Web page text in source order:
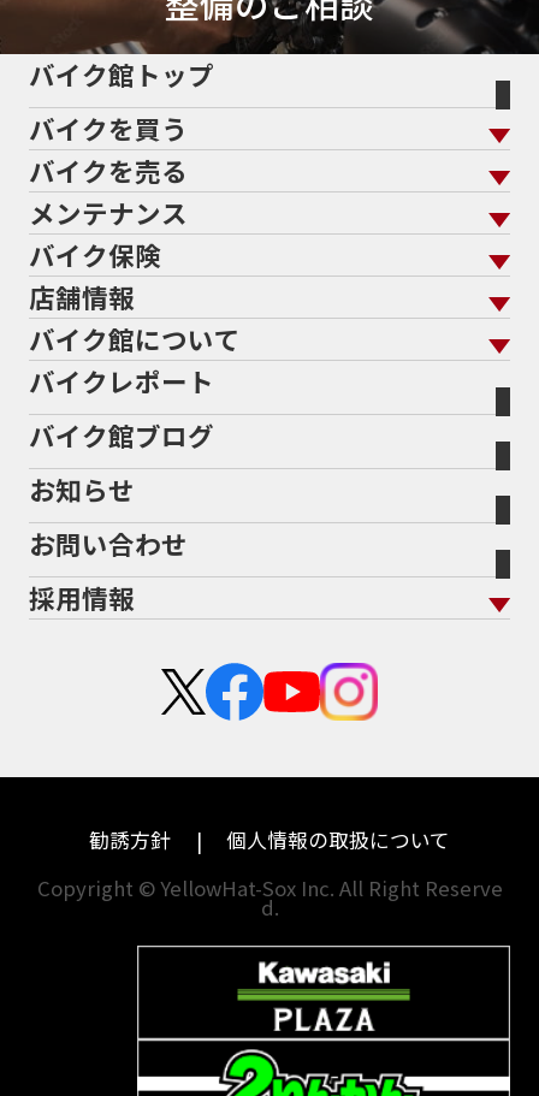
バイク館トップ
バイクを買う
バイクを買う トップ
バイクを探す
メーカーから探す
色から探す
スタイルから探す
排気量から探す
地域から探す
走行距離から探す
中古車から探す
バイクを売る
バイクを売る トップ
バイク館買取の強み
バイクを高く売るコツ
バイク買取の流れ
全国展開の強み
よくあるご質問
バイク買取強化車両
メーカー別買取相場・
ヤマハ
ホンダ
スズキ
ハーレーダビッドソン
ドゥカティ
トライアンフ
アプリリア
KTM
モトグッツイ
MVアグスタ
他海外ﾒｰｶｰ
メンテナンス
メンテナンス トップ
バイク点検
バイク車検
Bikeep
プロテクションフィルム
バイク保険
バイク保険 トップ
自賠責保険
任意保険
バイク保険無料見積り（現在未加入の方）
バイク保険無料見積り（他社でご加入の方）
盗難保険
店舗情報
店舗情報 トップ
北海道
宮城
福島
茨城
栃木
兵庫
福岡
長崎
熊本
バイク館について
バイク館について トップ
バイク館が選ばれる理由
会社概要
沿革
二輪公正取引協議会加盟店
バイクレポート
バイク館ブログ
お知らせ
お問い合わせ
採用情報
中途採用・アルバイト
勧誘方針
個人情報の取扱について
Copyright © YellowHat-Sox Inc. All Right Reserve
d.